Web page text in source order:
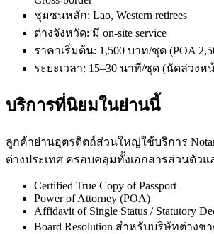
ชุมชนหลัก: Lao, Western retirees
ต่างจังหวัด: มี on-site service
ราคาเริ่มต้น: 1,500 บาท/ชุด (POA
ระยะเวลา: 15–30 นาที/ชุด (นัดล่วงห
บริการที่นิยมในย่านนี้
ลูกค้าย่านอุตรดิตถ์ส่วนใหญ่ใช้บริการ
ต่างประเทศ ครอบคลุมทั้งเอกสารส่วนตัวแ
Certified True Copy of Passport
Power of Attorney (POA)
Affidavit of Single Status / Statutory
Board Resolution สำหรับบริษัทต่างช